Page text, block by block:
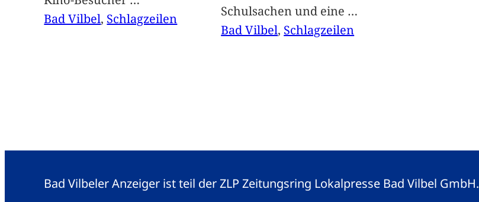
Bad Vilbel, Schlagzeilen
Schulsachen und eine …
Bad Vilbel, Schlagzeilen
Bad Vilbeler Anzeiger ist teil der ZLP Zeitungsring Lokalpresse Bad Vilbel GmbH.